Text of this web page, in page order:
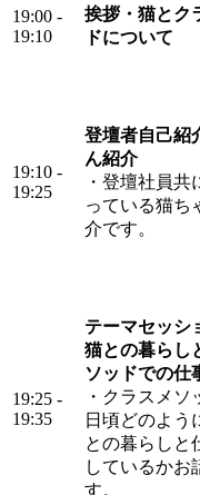
19:00 -
19:10
挨拶・猫とク
ドについて
19:10 -
19:25
登壇者自己紹
ん紹介
・登壇社員共
っている猫ち
介です。
19:25 -
19:35
テーマセッシ
猫との暮らし
ソッドでの仕
・クラスメソ
日頃どのよう
との暮らしと
しているかお
す。